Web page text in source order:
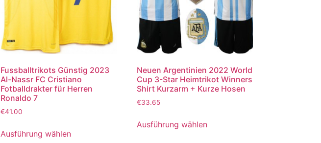
Fussballtrikots Günstig 2023
Al-Nassr FC Cristiano
Fotballdrakter für Herren
Ronaldo 7
€41.00
Ausführung wählen
Neuen Argentinien 2022 World
Cup 3-Star Heimtrikot Winners
Shirt Kurzarm + Kurze Hosen
€33.65
Ausführung wählen